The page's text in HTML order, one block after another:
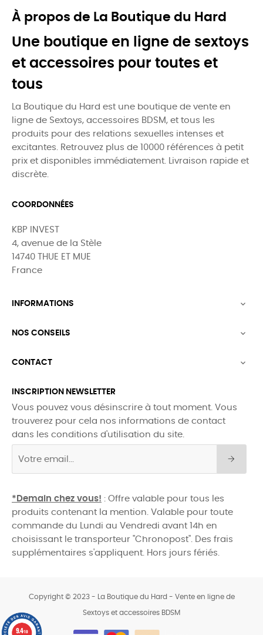
À propos de La Boutique du Hard
Une boutique en ligne de sextoys
et accessoires pour toutes et
tous
La Boutique du Hard est une boutique de vente en
ligne de Sextoys, accessoires BDSM, et tous les
produits pour des relations sexuelles intenses et
excitantes. Retrouvez plus de 10000 références à petit
prix et disponibles immédiatement. Livraison rapide et
discrète.
COORDONNÉES
KBP INVEST
4, avenue de la Stèle
14740 THUE ET MUE
France
INFORMATIONS 
NOS CONSEILS 
CONTACT 
INSCRIPTION NEWSLETTER
Vous pouvez vous désinscrire à tout moment. Vous
trouverez pour cela nos informations de contact
dans les conditions d'utilisation du site.
*Demain chez vous! : Offre valable pour tous les
produits contenant la mention. Valable pour toute
commande du Lundi au Vendredi avant 14h en
choisissant le transporteur "Chronopost". Des frais
supplémentaires s'appliquent. Hors jours fériés.
Copyright © 2023 - La Boutique du Hard - Vente en ligne de
Sextoys et accessoires BDSM
0
9.4/10